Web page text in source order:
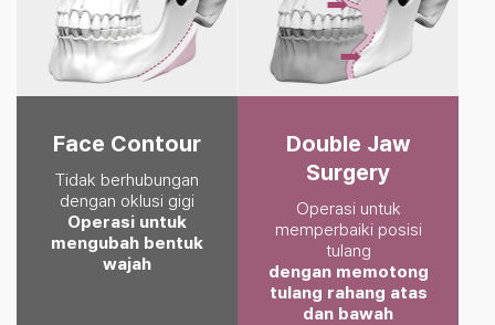
Face Contour
Tidak berhubungan
dengan oklusi gigi
Operasi untuk
mengubah bentuk
wajah
Double Jaw
Surgery
Operasi untuk
memperbaiki posisi
tulang
dengan memotong
tulang rahang atas
dan bawah